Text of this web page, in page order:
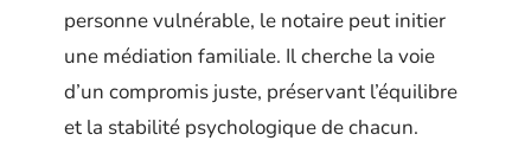
personne vulnérable, le notaire peut initier
une médiation familiale. Il cherche la voie
d’un compromis juste, préservant l’équilibre
et la stabilité psychologique de chacun.